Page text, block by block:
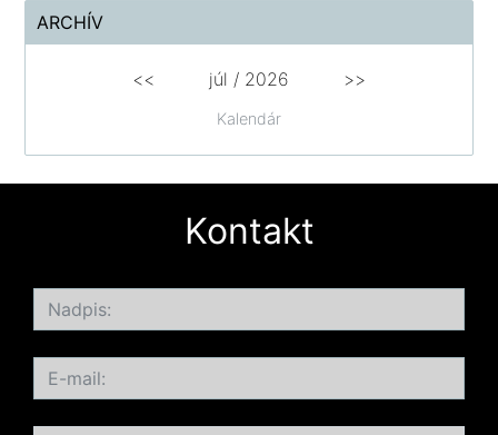
ARCHÍV
Kalendár
<< júl / 2026 >>
Kontakt